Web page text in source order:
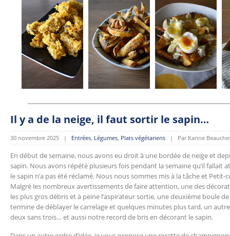
Il y a de la neige, il faut sortir le sapin…
30 novembre 2025 | Entrées, Légumes, Plats végétariens | Par Karine
En début de semaine, nous avons eu droit à une bordée de neige et
sapin. Nous avons répété plusieurs fois pendant la semaine qu’il fallait
le sapin n’a pas été réclamé. Nous nous sommes mis à la tâche et
Malgré les nombreux avertissements de faire attention, une des
les plus gros débris et à peine l’aspirateur sortie, une deuxième boule
termine de déblayer le carrelage et quelques minutes plus tard, un
deux sans trois… et aussi notre record de bris en décorant le sapin.